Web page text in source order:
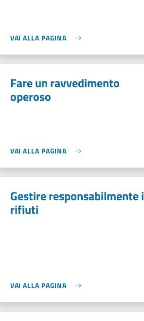
VAI ALLA PAGINA
Fare un ravvedimento
operoso
VAI ALLA PAGINA
Gestire responsabilmente i
rifiuti
VAI ALLA PAGINA